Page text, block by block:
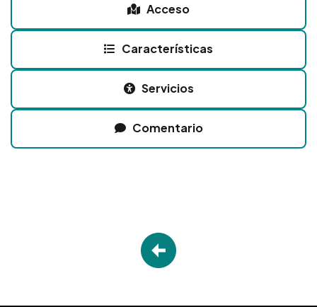
Acceso
Características
Servicios
Comentario